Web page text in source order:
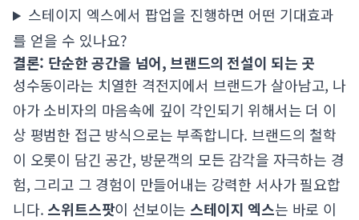
스테이지 엑스에서 팝업을 진행하면 어떤 기대효과
를 얻을 수 있나요?
결론: 단순한 공간을 넘어, 브랜드의 전설이 되는 곳
성수동이라는 치열한 격전지에서 브랜드가 살아남고, 나
아가 소비자의 마음속에 깊이 각인되기 위해서는 더 이
상 평범한 접근 방식으로는 부족합니다. 브랜드의 철학
이 오롯이 담긴 공간, 방문객의 모든 감각을 자극하는 경
험, 그리고 그 경험이 만들어내는 강력한 서사가 필요합
니다. 스위트스팟이 선보이는 스테이지 엑스는 바로 이